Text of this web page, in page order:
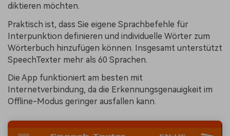
diktieren möchten.
Praktisch ist, dass Sie eigene Sprachbefehle für
Interpunktion definieren und individuelle Wörter zum
Wörterbuch hinzufügen können. Insgesamt unterstützt
SpeechTexter mehr als 60 Sprachen.
Die App funktioniert am besten mit
Internetverbindung, da die Erkennungsgenauigkeit im
Offline-Modus geringer ausfallen kann.